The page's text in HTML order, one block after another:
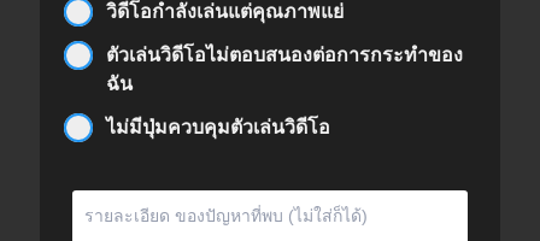
วิดีโอกำลังเล่นแต่คุณภาพแย่
ตัวเล่นวิดีโอไม่ตอบสนองต่อการกระทำของ
ฉัน
ไม่มีปุ่มควบคุมตัวเล่นวิดีโอ